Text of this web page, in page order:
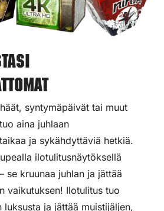
syntymäpäivät tai muut
aina juhlaan
ja sykähdyttäviä hetkiä.
ilotulitusnäytöksellä
se kruunaa juhlan ja jättää
vaikutuksen! Ilotulitus tuo
luksusta ja jättää muistijäljen,